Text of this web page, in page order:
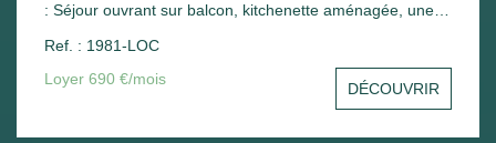
: Séjour ouvrant sur balcon, kitchenette aménagée, une
avec placard, une chambre mansardée, salle de bains
avec placard. Place de parking - Chauffage électrique.
Ref. : 1981-LOC
Loyer 690 €/mois
DÉCOUVRIR